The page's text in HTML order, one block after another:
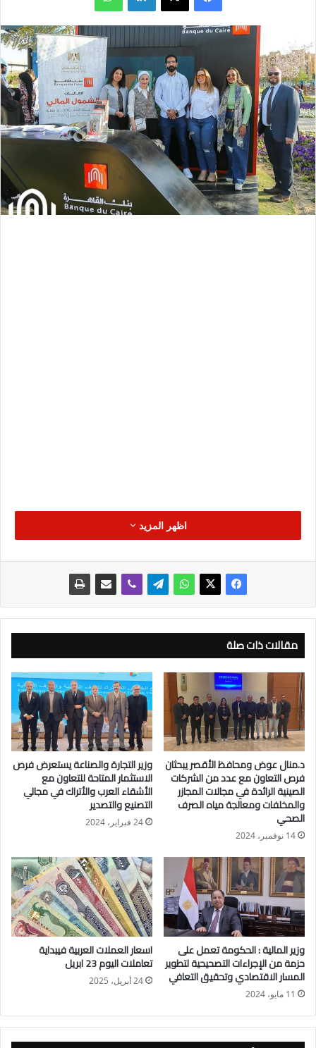
كتبت/ شيماء موسى
تزامناً مع الإحتفال باليوم العالمى للمرأة، يشارك بنك القاهرة فى
فعاليات الاحتفال والتى أطلقها البنك المركزى المصرى خلال الفترة
اظهر المزيد
مقالات ذات صلة
د.منال عوض ومحافظ الأقصر يبحثان
فرص التعاون مع عدد من الشركات
الصينية الرائدة في مجالات المجازر
والمخلفات ومعالجة مياه الصرف
الصحي
14 نوفمبر، 2024
وزير التجارة والصناعة يستعرض فرص
الاستثمار المتاحة للتعاون مع
الأشقاء العرب والأتراك في مجالي
التصنيع والتصدير
24 فبراير، 2024
وزير المالية : الحكومة تعمل على
حزمة من الإجراءات التصحيحية لتطوير
المسار الاقتصادي وتحقيق التعافي
11 مايو، 2024
اسعار العملات العربية فيبداية
تعاملات اليوم 23 ابريل
24 أبريل، 2025